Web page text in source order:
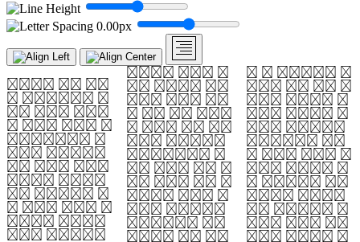
0.00px
범나비의 조형 요소
는 반흘림궁체를 쓸
때의 모습을 관찰하
고 필법을 차용해 디
자인했습니다. 범
나비는 기본적으로
같은 두께의 획으로
이루어져 있지만,
일부 요소에서는 붓
의 흐름과 강약이 느
껴지도록 구성했습
니다. 가로/세로
연스러운 각도를 명
확히 표현하고 있습
니다. 가로획 맺음
은 붓을 눌러 마무리
한 형태로 살짝 통통
해지며 마름모꼴로
마무리됩니다. 세
로획 맺음은 궁체 필
법에 영향을 받아 좌
측라인을 따라서 뾰
족하게 마무리되는
형태입니다. 시옷
꼴에서는 붓을 떼고
할 수 있습니다. 기
역꼴은 위로 치켜 쓴
형태로 시작해, 획
두께를 유지하며 뾰
족하게 마무리되는
형태입니다. 붓으
로 반듯한 정원의 이
응꼴을 그리기는 쉽
지 않습니다. 여러
이응꼴을 확인하고
직접 그려보며, 반
듯하게 그리려 애쓴
형태의 이응꼴을 만